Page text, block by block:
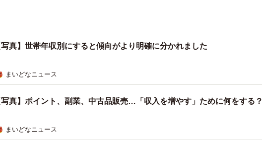
写真】世帯年収別にすると傾向がより明確に分かれました
まいどなニュース
写真】ポイント、副業、中古品販売…「収入を増やす」ために何をする？
まいどなニュース